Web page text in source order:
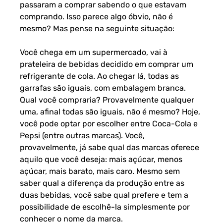
passaram a comprar sabendo o que estavam
comprando. Isso parece algo óbvio, não é
mesmo? Mas pense na seguinte situação:
Você chega em um supermercado, vai à
prateleira de bebidas decidido em comprar um
refrigerante de cola. Ao chegar lá, todas as
garrafas são iguais, com embalagem branca.
Qual você compraria? Provavelmente qualquer
uma, afinal todas são iguais, não é mesmo? Hoje,
você pode optar por escolher entre Coca-Cola e
Pepsi (entre outras marcas). Você,
provavelmente, já sabe qual das marcas oferece
aquilo que você deseja: mais açúcar, menos
açúcar, mais barato, mais caro. Mesmo sem
saber qual a diferença da produção entre as
duas bebidas, você sabe qual prefere e tem a
possibilidade de escolhê-la simplesmente por
conhecer o nome da marca.